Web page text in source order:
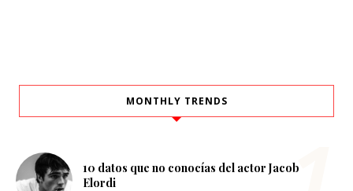
MONTHLY TRENDS
10 datos que no conocías del actor Jacob
Elordi